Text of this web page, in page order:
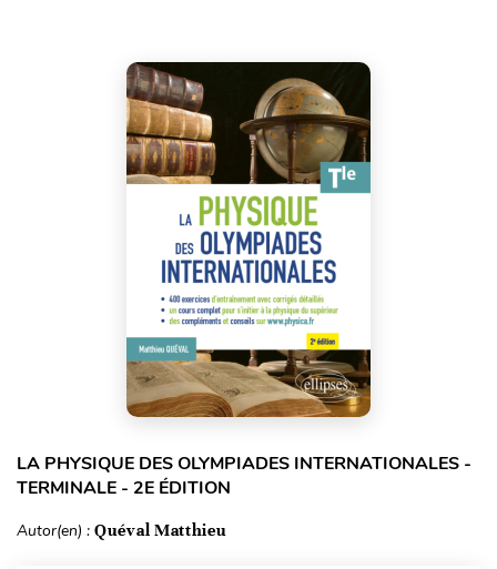
LA PHYSIQUE DES OLYMPIADES INTERNATIONALES -
TERMINALE - 2E ÉDITION
Autor(en) : Quéval Matthieu